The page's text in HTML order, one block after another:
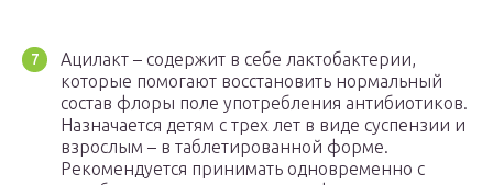
Ацилакт – содержит в себе лактобактерии,
которые помогают восстановить нормальный
состав флоры поле употребления антибиотиков.
Назначается детям с трех лет в виде суспензии и
взрослым – в таблетированной форме.
Рекомендуется принимать одновременно с